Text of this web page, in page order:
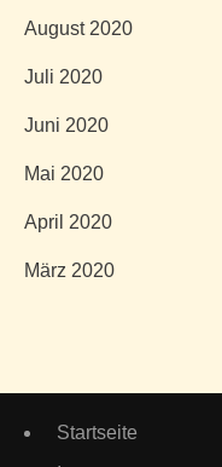
August 2020
Juli 2020
Juni 2020
Mai 2020
April 2020
März 2020
Startseite